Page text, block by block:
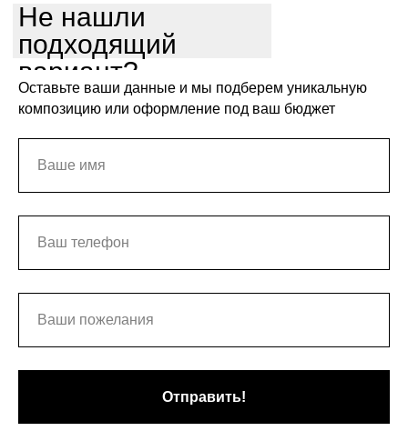
Не нашли
подходящий
вариант?
Оставьте ваши данные и мы подберем уникальную
композицию или оформление под ваш бюджет
Отправить!